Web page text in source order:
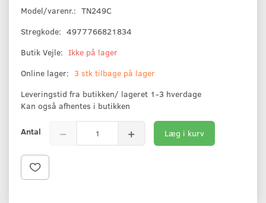
Model/varenr.: TN249C
Stregkode: 4977766821834
Butik Vejle: Ikke på lager
Online lager: 3 stk tilbage på lager
Leveringstid fra butikken/ lageret 1-3 hverdage
Kan også afhentes i butikken
Antal Læg i kurv